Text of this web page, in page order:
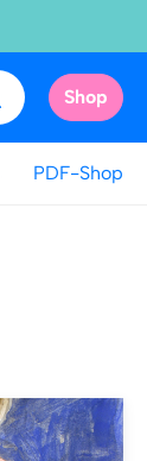
Shop
PDF-Shop